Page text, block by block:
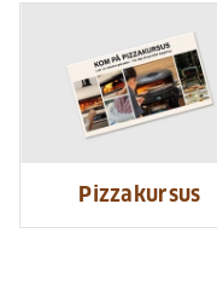
Pizzakursus